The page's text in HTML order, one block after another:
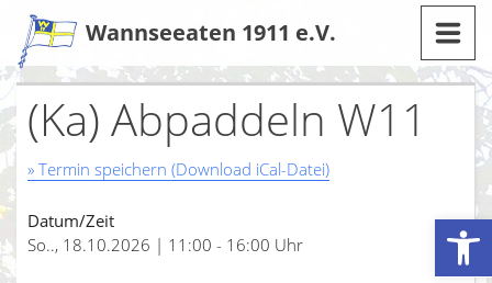
Werkzeugleiste öffnen
Zum
Inhalt
Wannseeaten 1911 e.V.
(Ka) Abpaddeln W11
» Termin speichern (Download iCal-Datei)
Datum/Zeit
So.., 18.10.2026 | 11:00 - 16:00 Uhr